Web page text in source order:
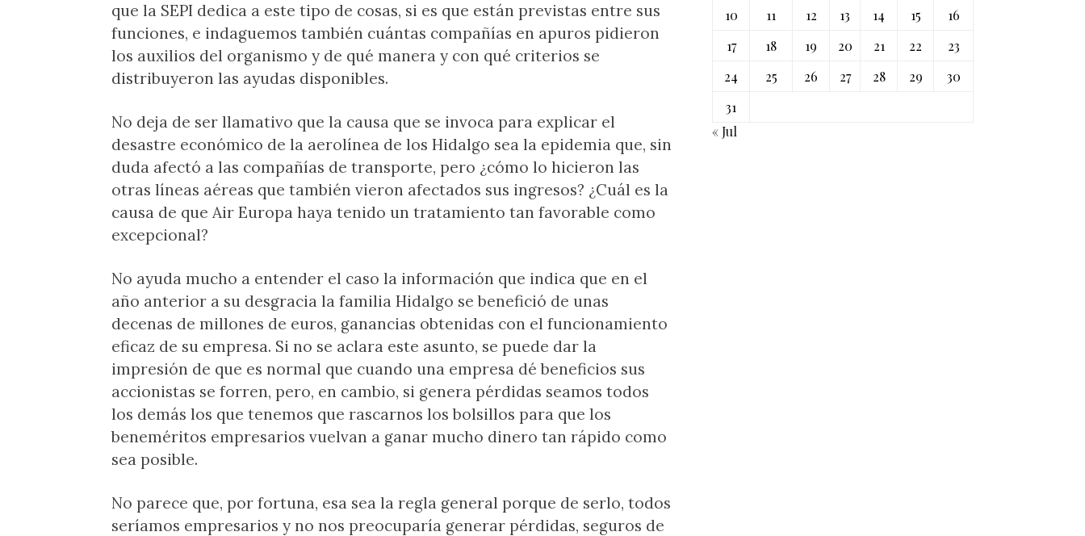
que la SEPI dedica a este tipo de cosas, si es que están previstas entre sus
funciones, e indaguemos también cuántas compañías en apuros pidieron
los auxilios del organismo y de qué manera y con qué criterios se
distribuyeron las ayudas disponibles.
No deja de ser llamativo que la causa que se invoca para explicar el
desastre económico de la aerolínea de los Hidalgo sea la epidemia que, sin
duda afectó a las compañías de transporte, pero ¿cómo lo hicieron las
otras líneas aéreas que también vieron afectados sus ingresos? ¿Cuál es la
causa de que Air Europa haya tenido un tratamiento tan favorable como
excepcional?
No ayuda mucho a entender el caso la información que indica que en el
año anterior a su desgracia la familia Hidalgo se benefició de unas
decenas de millones de euros, ganancias obtenidas con el funcionamiento
eficaz de su empresa. Si no se aclara este asunto, se puede dar la
impresión de que es normal que cuando una empresa dé beneficios sus
accionistas se forren, pero, en cambio, si genera pérdidas seamos todos
los demás los que tenemos que rascarnos los bolsillos para que los
beneméritos empresarios vuelvan a ganar mucho dinero tan rápido como
sea posible.
No parece que, por fortuna, esa sea la regla general porque de serlo, todos
seríamos empresarios y no nos preocuparía generar pérdidas, seguros de
10
11 12 13 14 15
16
17
18 19 20 21 22
23
24
25 26 27 28 29
30
31
« Jul